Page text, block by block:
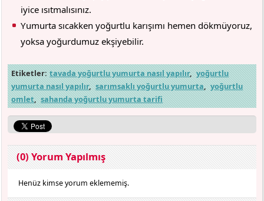
iyice ısıtmalısınız.
Yumurta sıcakken yoğurtlu karışımı hemen dökmüyoruz,
yoksa yoğurdumuz ekşiyebilir.
Etiketler: tavada yoğurtlu yumurta nasıl yapılır, yoğurtlu
yumurta nasıl yapılır, sarımsaklı yoğurtlu yumurta, yoğurtlu
omlet, sahanda yoğurtlu yumurta tarifi
(0) Yorum Yapılmış
Henüz kimse yorum eklememiş.